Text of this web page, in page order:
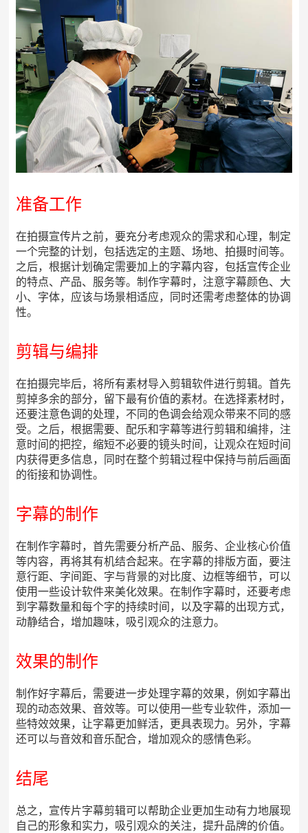
准备工作
在拍摄宣传片之前，要充分考虑观众的需求和心理，制定
一个完整的计划，包括选定的主题、场地、拍摄时间等。
之后，根据计划确定需要加上的字幕内容，包括宣传企业
的特点、产品、服务等。制作字幕时，注意字幕颜色、大
小、字体，应该与场景相适应，同时还需考虑整体的协调
性。
剪辑与编排
在拍摄完毕后，将所有素材导入剪辑软件进行剪辑。首先
剪掉多余的部分，留下最有价值的素材。在选择素材时，
还要注意色调的处理，不同的色调会给观众带来不同的感
受。之后，根据需要、配乐和字幕等进行剪辑和编排，注
意时间的把控，缩短不必要的镜头时间，让观众在短时间
内获得更多信息，同时在整个剪辑过程中保持与前后画面
的衔接和协调性。
字幕的制作
在制作字幕时，首先需要分析产品、服务、企业核心价值
等内容，再将其有机结合起来。在字幕的排版方面，要注
意行距、字间距、字与背景的对比度、边框等细节，可以
使用一些设计软件来美化效果。在制作字幕时，还要考虑
到字幕数量和每个字的持续时间，以及字幕的出现方式，
动静结合，增加趣味，吸引观众的注意力。
效果的制作
制作好字幕后，需要进一步处理字幕的效果，例如字幕出
现的动态效果、音效等。可以使用一些专业软件，添加一
些特效效果，让字幕更加鲜活，更具表现力。另外，字幕
还可以与音效和音乐配合，增加观众的感情色彩。
结尾
总之，宣传片字幕剪辑可以帮助企业更加生动有力地展现
自己的形象和实力，吸引观众的关注，提升品牌的价值。